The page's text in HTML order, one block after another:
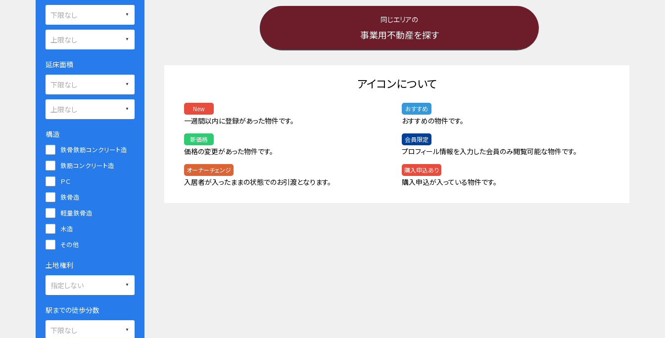
同じエリアの
事業用不動産を探す
アイコンについて
New
一週間以内に登録があった物件です。
おすすめ
おすすめの物件です。
新価格
価格の変更があった物件です。
会員限定
プロフィール情報を入力した会員のみ閲覧可能な物件です。
オーナーチェンジ
入居者が入ったままの状態でのお引渡となります。
購入申込あり
購入申込が入っている物件です。
延床面積
構造
鉄骨鉄筋コンクリート造
鉄筋コンクリート造
ＰＣ
鉄骨造
軽量鉄骨造
木造
その他
土地権利
駅までの徒歩分数